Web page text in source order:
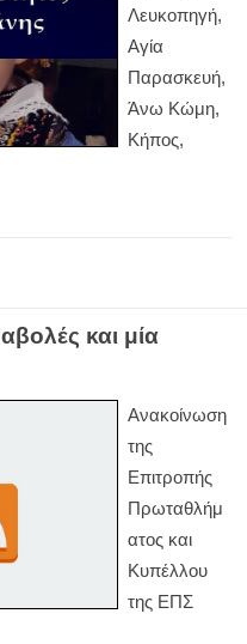
Λευκοπηγή,
Αγία
Παρασκευή,
Άνω Κώμη,
Κήπος,
και μία
Ανακοίνωση
της
Επιτροπής
Πρωταθλήμ
ατος και
Κυπέλλου
της ΕΠΣ